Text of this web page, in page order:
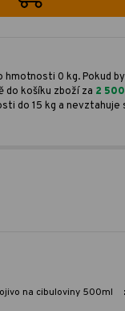
hmotnosti 0 kg. Pokud
do košíku zboží za 2
do 15 kg a nevztahuje
na cibuloviny 500ml